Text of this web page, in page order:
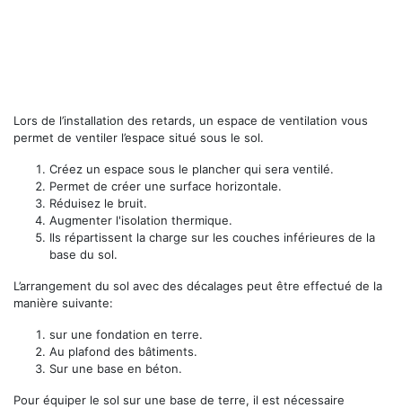
Lors de l’installation des retards, un espace de ventilation vous
permet de ventiler l’espace situé sous le sol.
Créez un espace sous le plancher qui sera ventilé.
Permet de créer une surface horizontale.
Réduisez le bruit.
Augmenter l'isolation thermique.
Ils répartissent la charge sur les couches inférieures de la
base du sol.
L’arrangement du sol avec des décalages peut être effectué de la
manière suivante:
sur une fondation en terre.
Au plafond des bâtiments.
Sur une base en béton.
Pour équiper le sol sur une base de terre, il est nécessaire